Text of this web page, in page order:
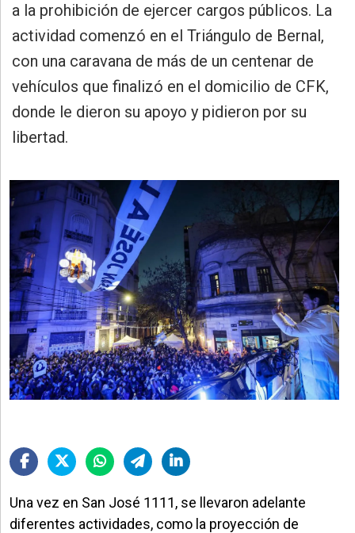
Educación
Gestión
Sociedad
a la prohibición de ejercer cargos públicos. La
actividad comenzó en el Triángulo de Bernal,
con una caravana de más de un centenar de
vehículos que finalizó en el domicilio de CFK,
donde le dieron su apoyo y pidieron por su
libertad.
Una vez en San José 1111, se llevaron adelante
diferentes actividades, como la proyección de